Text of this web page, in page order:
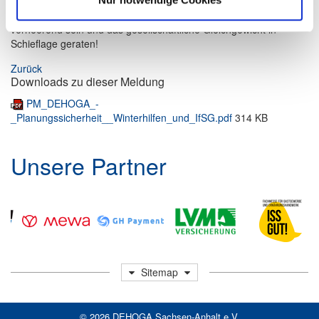
Planungssicherheit noch mehr Unmut! Die Folgen könnten
verheerend sein und das gesellschaftliche Gleichgewicht in
Schieflage geraten!
Zurück
Downloads zu dieser Meldung
PM_DEHOGA_-
_Planungssicherheit__Winterhilfen_und_IfSG.pdf 314 KB
Unsere Partner
Sitemap